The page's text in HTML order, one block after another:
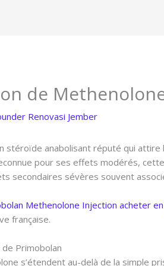
de
Renovasi Jember
stéroïde anabolisant réputé qui
pour ses effets modérés,
secondaires sévères souvent
Methenolone Injection acheter
française.
Primobolan
s’étendent au-delà de la simple